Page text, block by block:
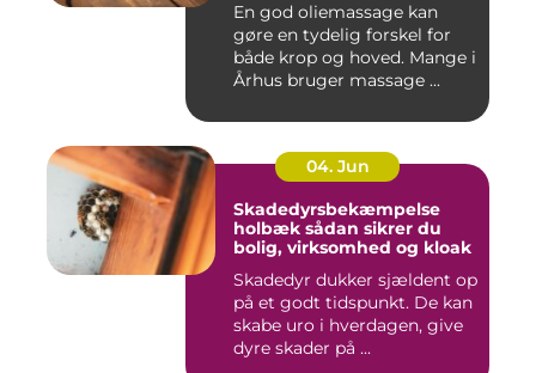
En god oliemassage kan
gøre en tydelig forskel for
både krop og hoved. Mange i
Århus bruger massage ...
04. Jun
Skadedyrsbekæmpelse
holbæk sådan sikrer du
bolig, virksomhed og kloak
Skadedyr dukker sjældent op
på et godt tidspunkt. De kan
skabe uro i hverdagen, give
dyre skader på ...